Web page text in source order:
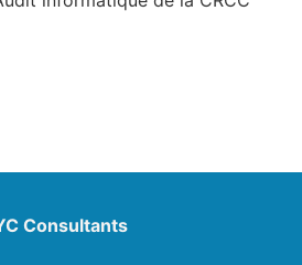
Consultants